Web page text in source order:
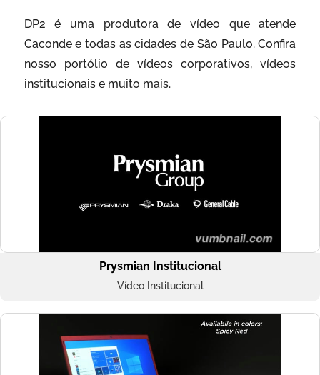
DP2 é uma produtora de vídeo que atende
Caconde e todas as cidades de São Paulo. Confira
nosso portólio de vídeos corporativos, vídeos
institucionais e muito mais.
Prysmian Institucional
Vídeo Institucional